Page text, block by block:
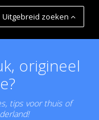
Uitgebreid zoeken
origineel
tips voor thuis of